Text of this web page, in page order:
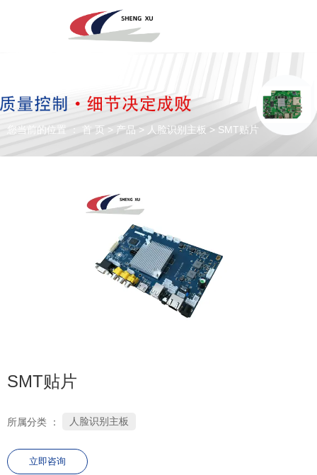
您当前的位置 ： 首 页 > 产品 > 人脸识别主板 > SMT贴片
SMT贴片
所属分类 ： 人脸识别主板
立即咨询